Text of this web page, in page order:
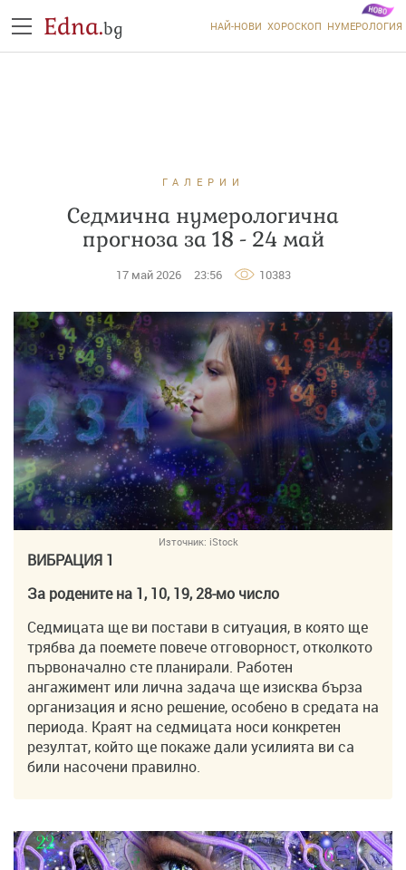
Edna.bg НАЙ-НОВИ ХОРОСКОП НУМЕРОЛОГИЯ
ГАЛЕРИИ
Седмична нумерологична
прогноза за 18 - 24 май
17 май 2026 23:56 10383
Източник: iStock
ВИБРАЦИЯ 1
За родените на 1, 10, 19, 28-мо число
Седмицата ще ви постави в ситуация, в която ще
трябва да поемете повече отговорност, отколкото
първоначално сте планирали. Работен
ангажимент или лична задача ще изисква бърза
организация и ясно решение, особено в средата на
периода. Краят на седмицата носи конкретен
резултат, който ще покаже дали усилията ви са
били насочени правилно.